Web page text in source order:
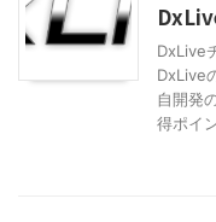
DxLive
DxLive
自開発
得ポイ